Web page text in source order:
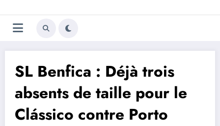
au
contenu
Trivela
L'actualité du football
SL Benfica : Déjà trois
absents de taille pour le
Clássico contre Porto